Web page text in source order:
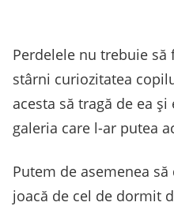
Perdelele nu trebuie
stârni curiozitatea
acesta să tragă de ea
galeria care l-ar putea
Putem de asemenea
joacă de cel de dormit